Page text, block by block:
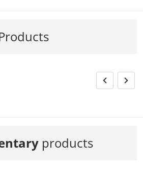
products